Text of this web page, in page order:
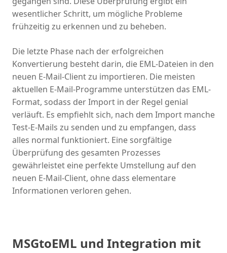
wesentlicher Schritt, um mögliche Probleme
frühzeitig zu erkennen und zu beheben.
Die letzte Phase nach der erfolgreichen
Konvertierung besteht darin, die EML-Dateien in den
neuen E-Mail-Client zu importieren. Die meisten
aktuellen E-Mail-Programme unterstützen das EML-
Format, sodass der Import in der Regel genial
verläuft. Es empfiehlt sich, nach dem Import manche
Test-E-Mails zu senden und zu empfangen, dass
alles normal funktioniert. Eine sorgfältige
Überprüfung des gesamten Prozesses
gewährleistet eine perfekte Umstellung auf den
neuen E-Mail-Client, ohne dass elementare
Informationen verloren gehen.
MSGtoEML und Integration mit